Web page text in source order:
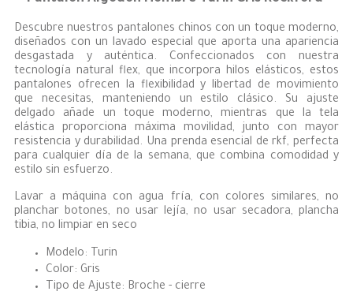
Descubre nuestros pantalones chinos con un toque moderno,
diseñados con un lavado especial que aporta una apariencia
desgastada y auténtica. Confeccionados con nuestra
tecnología natural flex, que incorpora hilos elásticos, estos
pantalones ofrecen la flexibilidad y libertad de movimiento
que necesitas, manteniendo un estilo clásico. Su ajuste
delgado añade un toque moderno, mientras que la tela
elástica proporciona máxima movilidad, junto con mayor
resistencia y durabilidad. Una prenda esencial de rkf, perfecta
para cualquier día de la semana, que combina comodidad y
estilo sin esfuerzo.
Lavar a máquina con agua fría, con colores similares, no
planchar botones, no usar lejía, no usar secadora, plancha
tibia, no limpiar en seco
Modelo: Turin
Color: Gris
Tipo de Ajuste: Broche - cierre